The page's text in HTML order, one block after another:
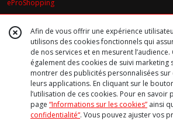
eProShopping
Afin de vous offrir une expérience
utilisons des cookies fonctionnels qui
de nos services et en mesurent
également des cookies de suivi marketing
montrer des publicités personnalisées sur
leurs applications. En cliquant sur le bouton
l’utilisation de ces cookies. Pour en savoir
page “Informations sur les cookies” ainsi
confidentialité“. Vous pouvez ajuster vos